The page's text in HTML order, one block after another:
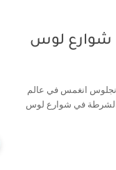
شوارع لوس
انغمس في عالم
الشرطة في شوارع لوس